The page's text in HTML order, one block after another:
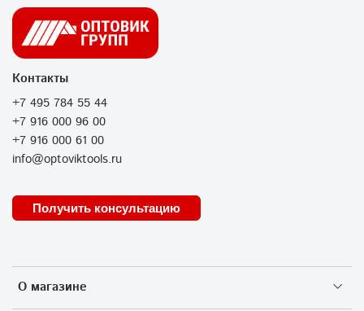
О магазине
Контакты
+7 495 784 55 44
+7 916 000 96 00
+7 916 000 61 00
info@optoviktools.ru
Получить консультацию